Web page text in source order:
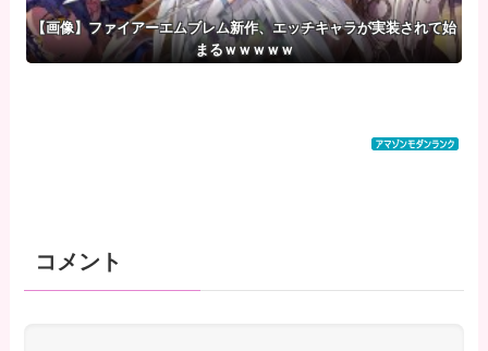
【画像】ファイアーエムブレム新作、エッチキャラが実装されて始
まるｗｗｗｗｗ
コメント